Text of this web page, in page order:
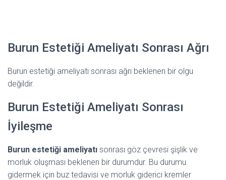
Burun Estetiği Ameliyatı Sonrası Ağrı
Burun estetiği ameliyatı sonrası ağrı beklenen bir olgu
değildir.
Burun Estetiği Ameliyatı Sonrası
İyileşme
Burun estetiği ameliyatı sonrası göz çevresi şişlik ve
morluk oluşması beklenen bir durumdur. Bu durumu
gidermek için buz tedavisi ve morluk giderici kremler